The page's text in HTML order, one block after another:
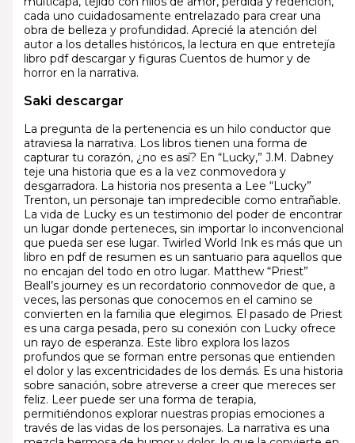
cada uno cuidadosamente entrelazado para crear una
obra de belleza y profundidad. Aprecié la atención del
autor a los detalles históricos, la lectura en que entretejía
libro pdf descargar y figuras Cuentos de humor y de
horror en la narrativa.
Saki descargar
La pregunta de la pertenencia es un hilo conductor que
atraviesa la narrativa. Los libros tienen una forma de
capturar tu corazón, ¿no es así? En “Lucky,” J.M. Dabney
teje una historia que es a la vez conmovedora y
desgarradora. La historia nos presenta a Lee “Lucky”
Trenton, un personaje tan impredecible como entrañable.
La vida de Lucky es un testimonio del poder de encontrar
un lugar donde perteneces, sin importar lo inconvencional
que pueda ser ese lugar. Twirled World Ink es más que un
libro en pdf de resumen es un santuario para aquellos que
no encajan del todo en otro lugar. Matthew “Priest”
Beall’s journey es un recordatorio conmovedor de que, a
veces, las personas que conocemos en el camino se
convierten en la familia que elegimos. El pasado de Priest
es una carga pesada, pero su conexión con Lucky ofrece
un rayo de esperanza. Este libro explora los lazos
profundos que se forman entre personas que entienden
el dolor y las excentricidades de los demás. Es una historia
sobre sanación, sobre atreverse a creer que mereces ser
feliz. Leer puede ser una forma de terapia,
permitiéndonos explorar nuestras propias emociones a
través de las vidas de los personajes. La narrativa es una